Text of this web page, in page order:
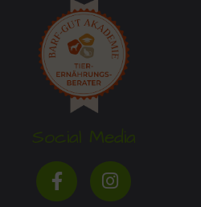
Social Media